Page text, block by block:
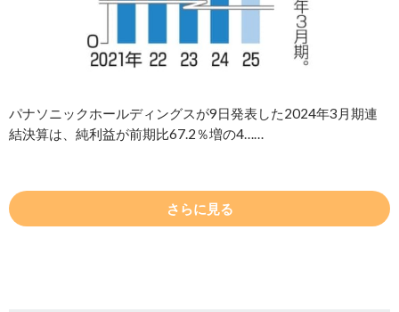
パナソニックホールディングスが9日発表した2024年3月期連
結決算は、純利益が前期比67.2％増の4……
さらに見る